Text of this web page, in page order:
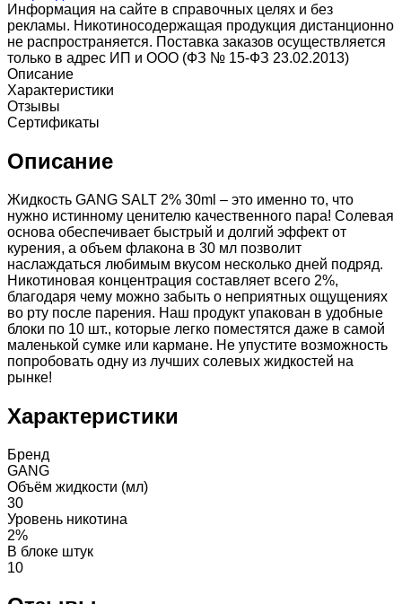
Информация на сайте в справочных целях и без
рекламы. Никотиносодержащая продукция дистанционно
не распространяется. Поставка заказов осуществляется
только в адрес ИП и ООО (ФЗ № 15-ФЗ 23.02.2013)
Описание
Характеристики
Отзывы
Сертификаты
Описание
Жидкость GANG SALT 2% 30ml – это именно то, что
нужно истинному ценителю качественного пара! Солевая
основа обеспечивает быстрый и долгий эффект от
курения, а объем флакона в 30 мл позволит
наслаждаться любимым вкусом несколько дней подряд.
Никотиновая концентрация составляет всего 2%,
благодаря чему можно забыть о неприятных ощущениях
во рту после парения. Наш продукт упакован в удобные
блоки по 10 шт., которые легко поместятся даже в самой
маленькой сумке или кармане. Не упустите возможность
попробовать одну из лучших солевых жидкостей на
рынке!
Характеристики
Бренд
GANG
Объём жидкости (мл)
30
Уровень никотина
2%
В блоке штук
10